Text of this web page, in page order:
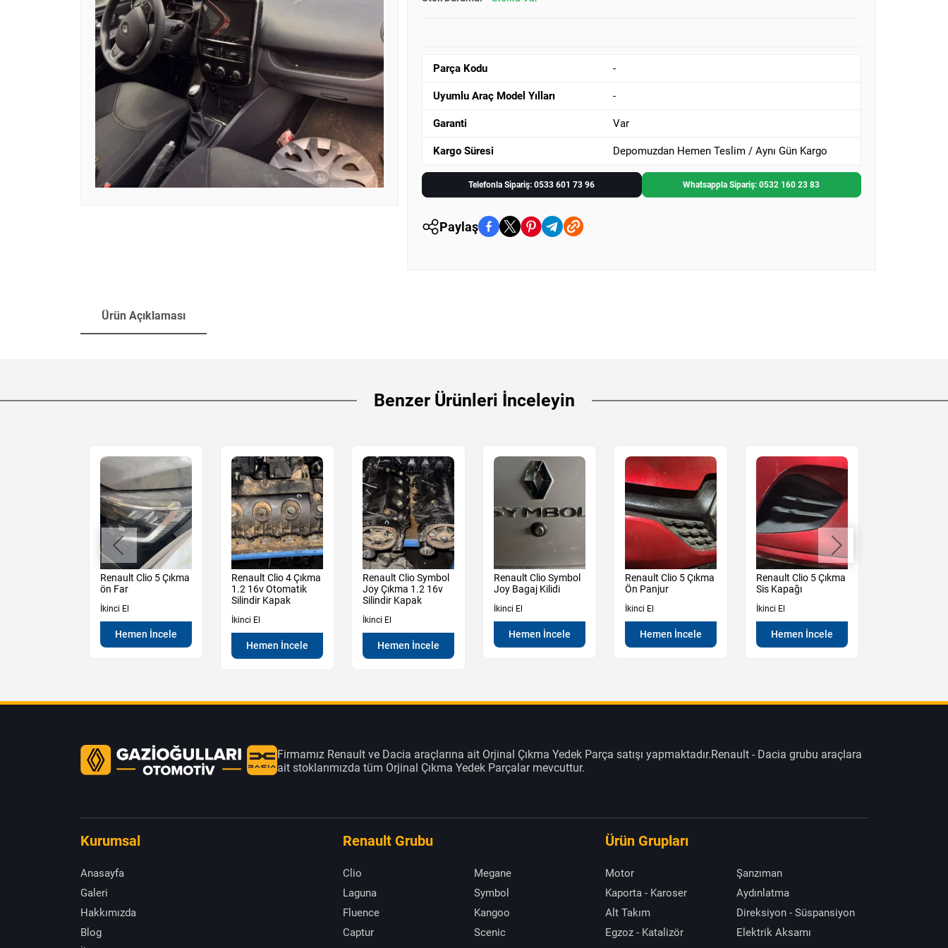
Parça Kodu -
Uyumlu Araç Model Yılları -
Garanti Var
Kargo Süresi Depomuzdan Hemen Teslim / Aynı Gün Kargo
Telefonla Sipariş: 0533 601 73 96 Whatsappla Sipariş: 0532 160 23 83
Paylaş
Ürün Açıklaması
Benzer Ürünleri İnceleyin
Renault Clio 5 Çıkma
ön Far
İkinci El
Hemen İncele
Renault Clio 4 Çıkma
1.2 16v Otomatik
Silindir Kapak
İkinci El
Hemen İncele
Renault Clio Symbol
Joy Çıkma 1.2 16v
Silindir Kapak
İkinci El
Hemen İncele
Renault Clio Symbol
Joy Bagaj Kilidi
İkinci El
Hemen İncele
Renault Clio 5 Çıkma
Ön Panjur
İkinci El
Hemen İncele
Renault Clio 5 Çıkma
Sis Kapağı
İkinci El
Hemen İncele
Firmamız Renault ve Dacia araçlarına ait Orjinal Çıkma Yedek Parça satışı yapmaktadır.Renault - Dacia grubu araçlara
ait stoklarımızda tüm Orjinal Çıkma Yedek Parçalar mevcuttur.
Kurumsal
Anasayfa
Galeri
Hakkımızda
Blog
Renault Grubu
Clio
Megane
Laguna
Symbol
Fluence
Kangoo
Captur
Scenic
Ürün Grupları
Motor
Şanzıman
Kaporta - Karoser
Aydınlatma
Alt Takım
Direksiyon - Süspansiyon
Egzoz - Katalizör
Elektrik Aksamı